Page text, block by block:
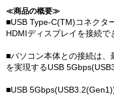
≪商品の概要≫
■USB Type-C(TM)コネクタ
HDMIディスプレイを接続で
■パソコン本体との接続は
を実現するUSB
■USB